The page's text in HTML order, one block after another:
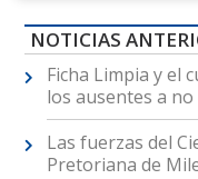
NOTICIAS
Ficha Limpia y el
los ausentes a
Las fuerzas del
Pretoriana de